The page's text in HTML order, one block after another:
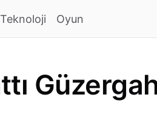
Teknoloji Oyun